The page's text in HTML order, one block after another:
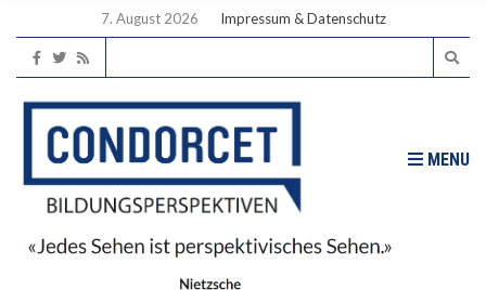
7. August 2026 Impressum & Datenschutz
MENU